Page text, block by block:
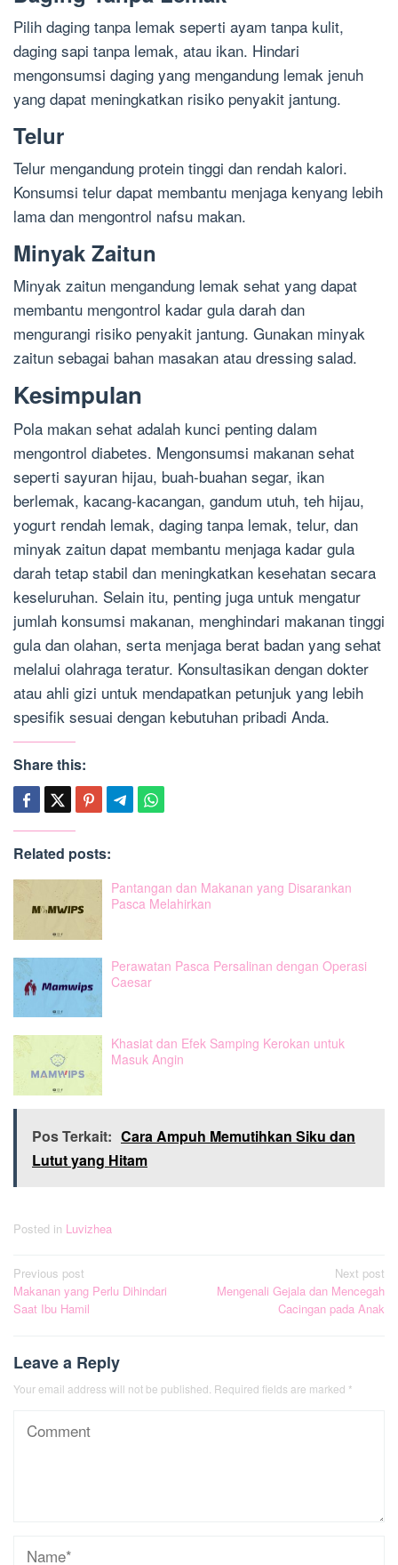
Pilih daging tanpa lemak seperti ayam tanpa kulit,
daging sapi tanpa lemak, atau ikan. Hindari
mengonsumsi daging yang mengandung lemak jenuh
yang dapat meningkatkan risiko penyakit jantung.
Telur
Telur mengandung protein tinggi dan rendah kalori.
Konsumsi telur dapat membantu menjaga kenyang lebih
lama dan mengontrol nafsu makan.
Minyak Zaitun
Minyak zaitun mengandung lemak sehat yang dapat
membantu mengontrol kadar gula darah dan
mengurangi risiko penyakit jantung. Gunakan minyak
zaitun sebagai bahan masakan atau dressing salad.
Kesimpulan
Pola makan sehat adalah kunci penting dalam
mengontrol diabetes. Mengonsumsi makanan sehat
seperti sayuran hijau, buah-buahan segar, ikan
berlemak, kacang-kacangan, gandum utuh, teh hijau,
yogurt rendah lemak, daging tanpa lemak, telur, dan
minyak zaitun dapat membantu menjaga kadar gula
darah tetap stabil dan meningkatkan kesehatan secara
keseluruhan. Selain itu, penting juga untuk mengatur
jumlah konsumsi makanan, menghindari makanan tinggi
gula dan olahan, serta menjaga berat badan yang sehat
melalui olahraga teratur. Konsultasikan dengan dokter
atau ahli gizi untuk mendapatkan petunjuk yang lebih
spesifik sesuai dengan kebutuhan pribadi Anda.
Share this:
Related posts:
Pantangan dan Makanan yang Disarankan
Pasca Melahirkan
Perawatan Pasca Persalinan dengan Operasi
Caesar
Khasiat dan Efek Samping Kerokan untuk
Masuk Angin
Pos Terkait: Cara Ampuh Memutihkan Siku dan
Lutut yang Hitam
Posted in Luvizhea
Post
navigation
Previous post
Makanan yang Perlu Dihindari
Saat Ibu Hamil
Next post
Mengenali Gejala dan Mencegah
Cacingan pada Anak
Leave a Reply
Your email address will not be published. Required fields are marked *